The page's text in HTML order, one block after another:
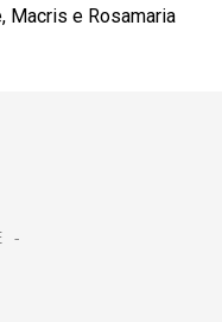
Macris e Rosamaria